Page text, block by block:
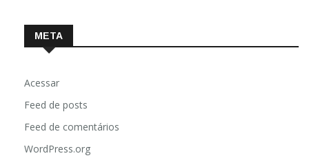
META
Acessar
Feed de posts
Feed de comentários
WordPress.org